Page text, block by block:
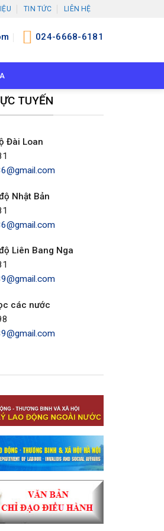
TIN TỨC LIÊN HỆ
024-6668-6181
TUYẾN
Đài Loan
Nhật Bản
Liên Bang Nga
các nước